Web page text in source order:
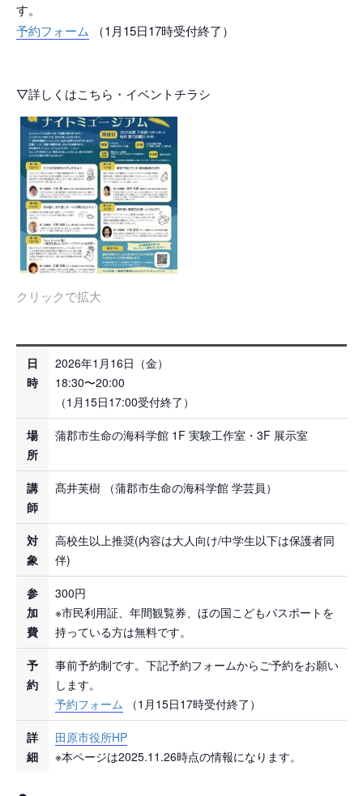
す。
予約フォーム （1月15日17時受付終了）
▽詳しくはこちら・イベントチラシ
クリックで拡大
日
時
2026年1月16日（金）
18:30〜20:00
（1月15日17:00受付終了）
場
所
蒲郡市生命の海科学館 1F 実験工作室・3F 展示室
講
師
髙井芙樹 （蒲郡市生命の海科学館 学芸員）
対
象
高校生以上推奨(内容は大人向け/中学生以下は保護者同
伴)
参
加
費
300円
※市民利用証、年間観覧券、ほの国こどもパスポートを
持っている方は無料です。
予
約
事前予約制です。下記予約フォームからご予約をお願い
します。
予約フォーム （1月15日17時受付終了）
詳
細
田原市役所HP
※本ページは2025.11.26時点の情報になります。